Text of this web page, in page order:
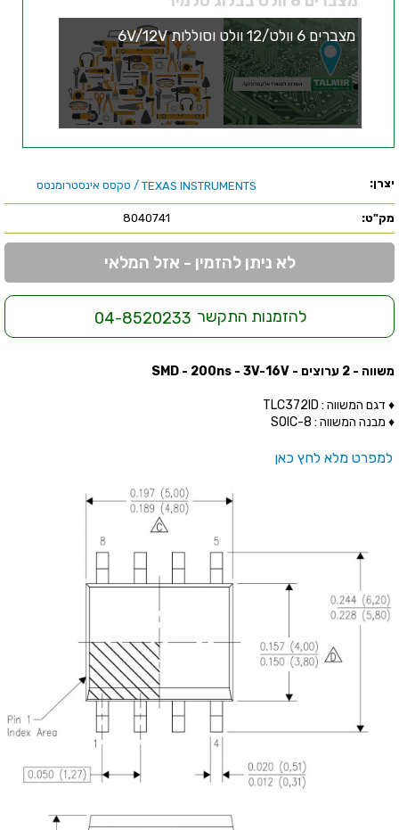
מצברים 6 וולט/12 וולט וסוללות 6V/12V
יצרן: TEXAS INSTRUMENTS / טקסס אינסטרומנטס
מק"ט: 8040741
לא ניתן להזמין - אזל המלאי
להזמנות התקשר 04-8520233
משווה - 2 ערוצים - SMD - 200ns - 3V-16V
♦ דגם המשווה : TLC372ID
♦ מבנה המשווה : SOIC-8
למפרט מלא לחץ כאן